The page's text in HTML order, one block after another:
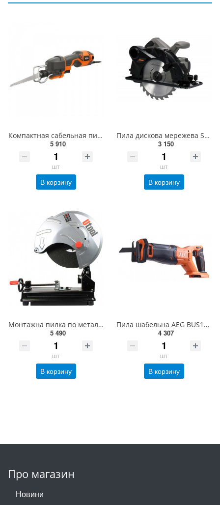
Компактная сабельная пила AEG US 400 XE 4935411814
5 910
шт
В корзину
Пила дискова мережева STHOR : P= 1400 Вт, Ø= 185/20 мм, глибина різу- 65 мм, 4800 об/хв [4] 79257
3 150
шт
В корзину
Монтажна пилка по металу UCS-14
5 490
шт
В корзину
Пила шабельна AEG BUS18C2-0 18В, 0-300х/хв, 28,5мм, 255мм/20мм, 2,3кг (, 4935478942)
4 307
шт
В корзину
Про магазин
Новини